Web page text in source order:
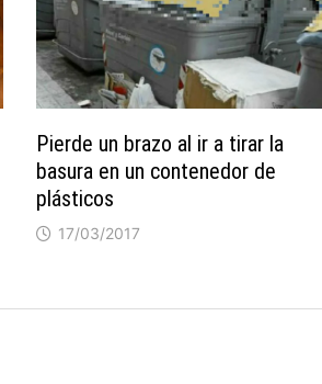
Pierde un brazo al ir a tirar la
basura en un contenedor de
plásticos
17/03/2017